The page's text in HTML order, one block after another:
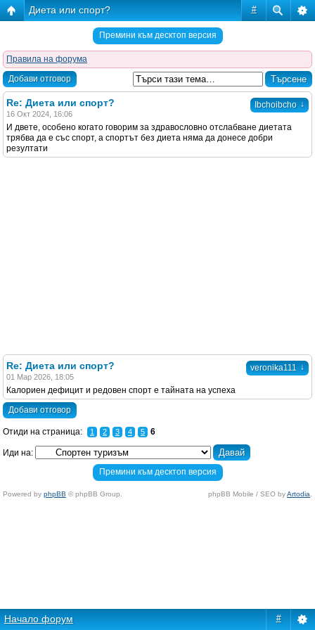
#
Диета или спорт?
Премини към десктоп версия
Правила на форума
Добави отговор
Ibchoibcho ↓
Re: Диета или спорт?
16 Окт 2024, 16:06
И двете, особено когато говорим за здравословно отслабване диетата
трябва да е със спорт, а спортът без диета няма да донесе добри
резултати
veronika111 ↓
Re: Диета или спорт?
01 Мар 2026, 18:05
Калориен дефицит и редовен спорт е тайната на успеха
Добави отговор
Отиди на страница: 1 2 3 4 5 6
Иди на:
Премини към десктоп версия
Powered by phpBB © phpBB Group. phpBB Mobile / SEO byArtodia
Начало форум #